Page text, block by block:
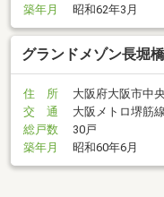
築年月
昭和62年3月
グランドメゾン長堀橋
住 所
大阪府大阪市中
交 通
大阪メトロ堺筋
総戸数
30戸
築年月
昭和60年6月